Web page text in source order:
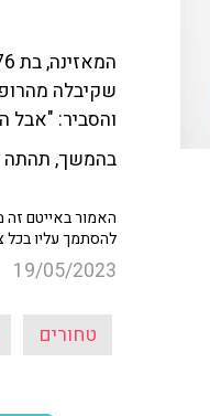
שקיבלה
והסביר: "אבל
בהמשך, תהתה
האמור באייטם
להסתמך עליו
19/05/2023
טחורים